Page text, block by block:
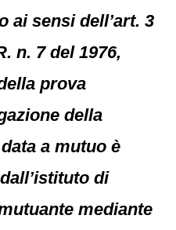
ai sensi dell’art. 3
n. 7 del 1976,
prova
della
a mutuo è
di
mediante